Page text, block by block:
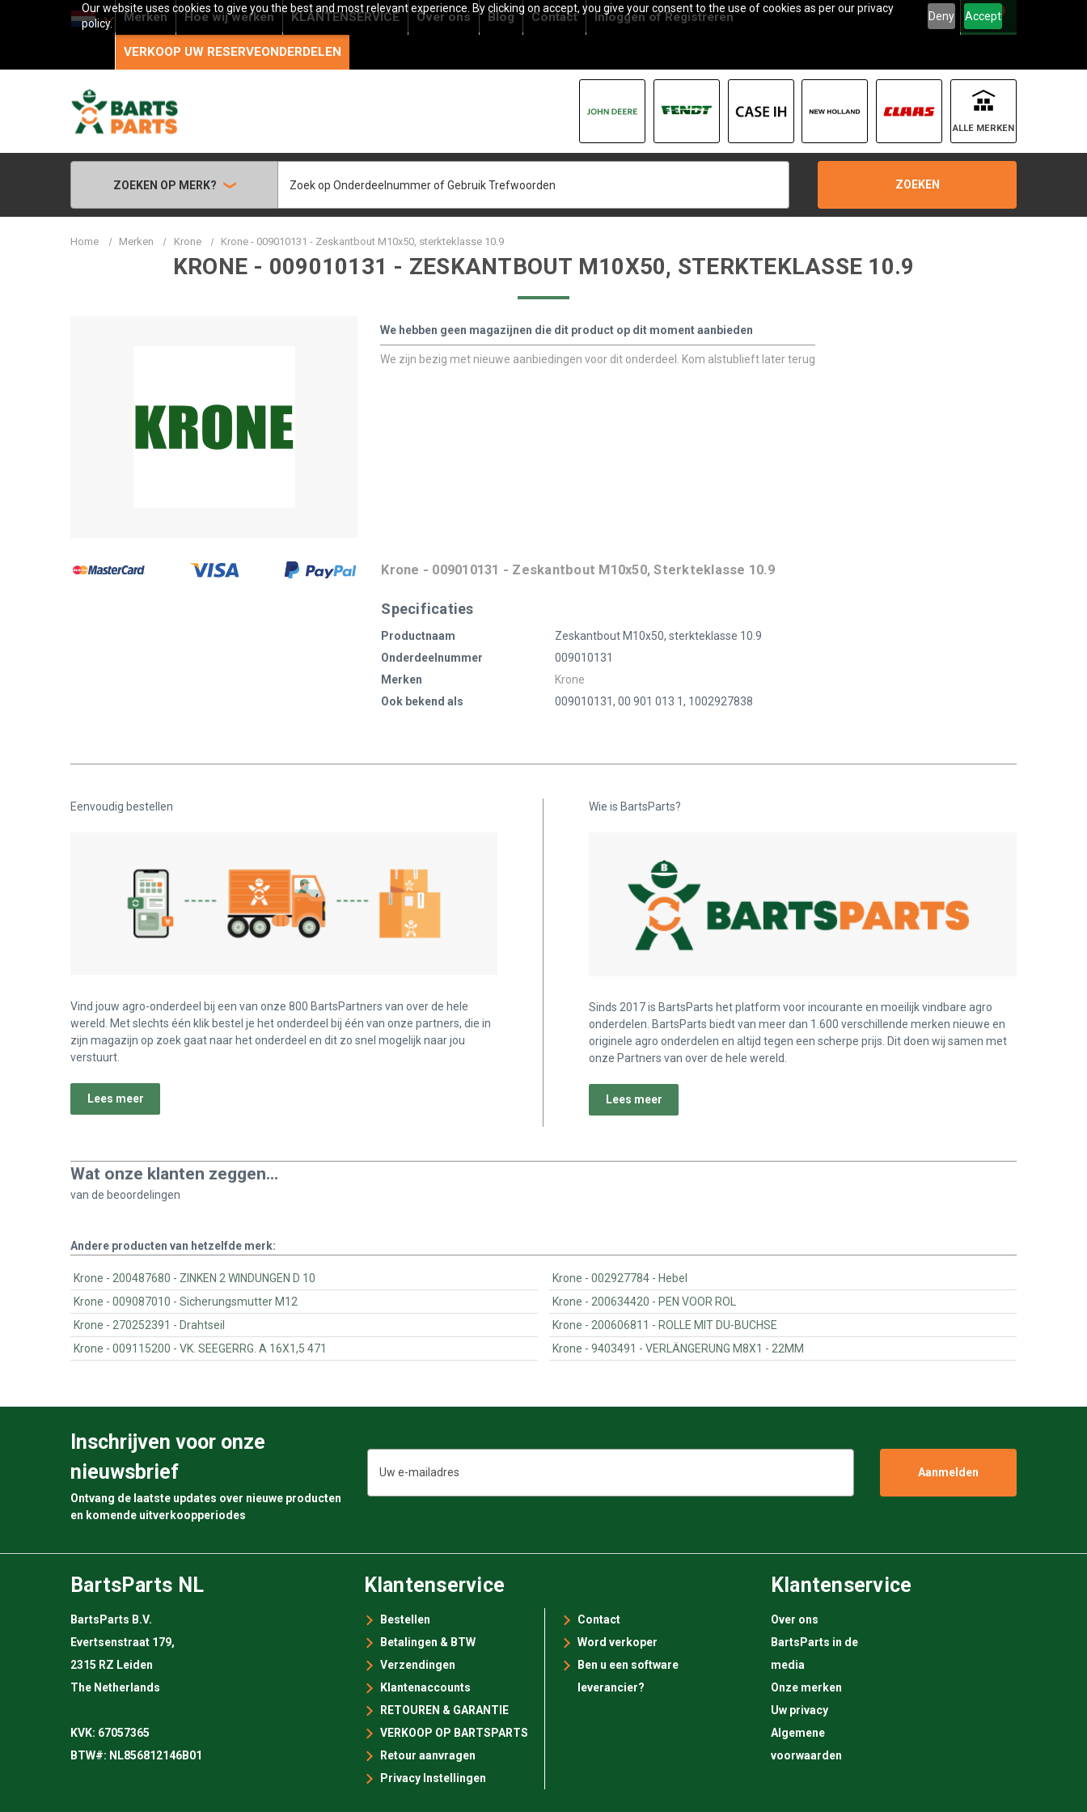
Our website uses cookies to give you the best and most relevant experience. By clicking on accept, you give your consent to the use of cookies as per our privacy
policy.
Deny Accept
Merken Hoe wij werken KLANTENSERVICE Over ons Blog Contact InloggenofRegistreren
VERKOOP UW RESERVEONDERDELEN
0
ALLE MERKEN
ZOEKEN OP MERK?
ZOEKEN
Home Merken Krone Krone - 009010131 - Zeskantbout M10x50, sterkteklasse 10.9
KRONE - 009010131 - ZESKANTBOUT M10X50, STERKTEKLASSE 10.9
We hebben geen magazijnen die dit product op dit moment aanbieden
We zijn bezig met nieuwe aanbiedingen voor dit onderdeel. Kom alstublieft later terug
Krone - 009010131 - Zeskantbout M10x50, Sterkteklasse 10.9
Specificaties
Productnaam
Zeskantbout M10x50, sterkteklasse 10.9
Onderdeelnummer
009010131
Merken
Krone
Ook bekend als
009010131, 00 901 013 1, 1002927838
Eenvoudig bestellen
Vind jouw agro-onderdeel bij een van onze 800 BartsPartners van over de hele
wereld. Met slechts één klik bestel je het onderdeel bij één van onze partners, die in
zijn magazijn op zoek gaat naar het onderdeel en dit zo snel mogelijk naar jou
verstuurt.
Lees meer
Wie is BartsParts?
Sinds 2017 is BartsParts het platform voor incourante en moeilijk vindbare agro
onderdelen. BartsParts biedt van meer dan 1.600 verschillende merken nieuwe en
originele agro onderdelen en altijd tegen een scherpe prijs. Dit doen wij samen met
onze Partners van over de hele wereld.
Lees meer
Wat onze klanten zeggen...
van de beoordelingen
Andere producten van hetzelfde merk:
Krone - 200487680 - ZINKEN 2 WINDUNGEN D 10
Krone - 009087010 - Sicherungsmutter M12
Krone - 270252391 - Drahtseil
Krone - 009115200 - VK. SEEGERRG. A 16X1,5 471
Krone - 002927784 - Hebel
Krone - 200634420 - PEN VOOR ROL
Krone - 200606811 - ROLLE MIT DU-BUCHSE
Krone - 9403491 - VERLÄNGERUNG M8X1 - 22MM
Inschrijven voor onze
nieuwsbrief
Ontvang de laatste updates over nieuwe producten
en komende uitverkoopperiodes
mailadres
Klantenservice
Bestellen
Betalingen & BTW
Verzendingen
Klantenaccounts
RETOUREN & GARANTIE
VERKOOP OP BARTSPARTS
Retour aanvragen
Privacy Instellingen
Contact
Word verkoper
Ben u een software
leverancier?
Klantenservice
Over ons
BartsParts in de
media
Onze merken
Uw privacy
Algemene
voorwaarden
BartsParts NL
BartsParts B.V.
Evertsenstraat 179,
2315 RZ Leiden
The Netherlands
KVK: 67057365
BTW#: NL856812146B01